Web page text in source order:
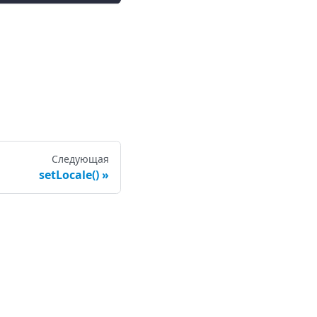
Следующая
setLocale()